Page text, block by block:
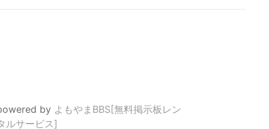
by よもやまBBS[無料掲示板レン
ルサービス]